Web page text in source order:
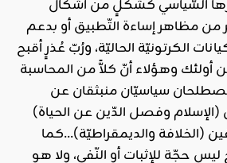
السّياسي كشكلٍ من أشكال
مظاهر إساءة التّطبيق أو بدعم
الكرتونيّة الحاليّة، ورُبّ عُذرٍ أقبح
وهؤلاء أنّ كلاًّ من المحاسبة
سياسيّان منبثقان عن
وفصل الدّين عن الحياة)
(الخلافة والديمقراطيّة)…كما
حجّة للإثبات أو النّفي، ولا هو